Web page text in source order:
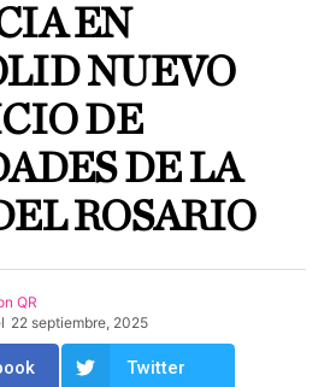
EN
NUEVO
DE
DE LA
ROSARIO
QR
22 septiembre, 2025
Twitter